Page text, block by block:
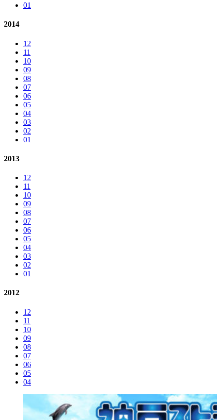
01
2014
12
11
10
09
08
07
06
05
04
03
02
01
2013
12
11
10
09
08
07
06
05
04
03
02
01
2012
12
11
10
09
08
07
06
05
04